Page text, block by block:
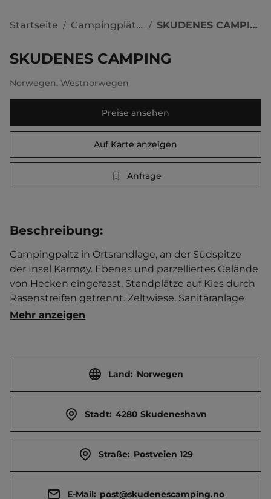
Startseite / Campingplätze / SKUDENES CAMPING
SKUDENES CAMPING
Norwegen, Westnorwegen
Preise ansehen
Auf Karte anzeigen
Anfrage
Beschreibung:
Campingpaltz in Ortsrandlage, an der Südspitze
der Insel Karmøy. Ebenes und parzelliertes Gelände
von Hecken eingefasst, Standplätze auf Kies durch
Rasenstreifen getrennt. Zeltwiese. Sanitäranlage
beheizbar.   Ortszentrum 1 km entfent.
Mehr anzeigen
Land: Norwegen
Stadt: 4280 Skudeneshavn
Straße: Postveien 129
E-Mail: post@skudenescamping.no